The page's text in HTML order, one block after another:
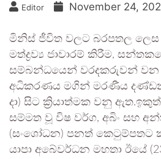
Editor November 24,
මිනිස් ජීවිත වලට බරපතල
මත්ද්‍රව්‍ය ජාවාරම් කිරීම,
සම්බන්ධයෙන් වරදකරුවන් වන
අධිකරණය මගින් මරණීය
දා) සිට ක්‍රියාත්මක වනු
සම්මත වූ විෂ වර්ග, අබිං සහ
(සංශෝධන) පනත් කෙටුම්පතට
යාපා අබේවර්ධන මහතා ඊයේ